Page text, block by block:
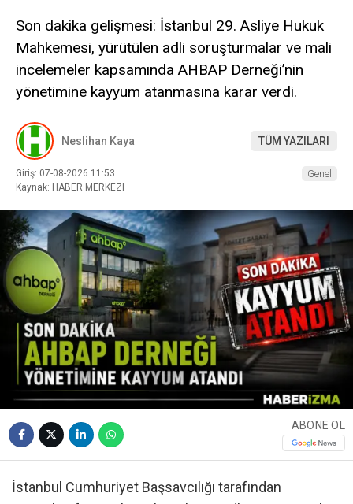
Son dakika gelişmesi: İstanbul 29. Asliye Hukuk
Mahkemesi, yürütülen adli soruşturmalar ve mali
incelemeler kapsamında AHBAP Derneği’nin
yönetimine kayyum atanmasına karar verdi.
Neslihan Kaya TÜM YAZILARI
Giriş: 07-08-2026 11:53
Kaynak: HABER MERKEZI
Genel
ABONE OL
İstanbul Cumhuriyet Başsavcılığı tarafından